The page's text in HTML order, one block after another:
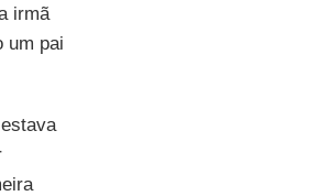
irmã
um pai